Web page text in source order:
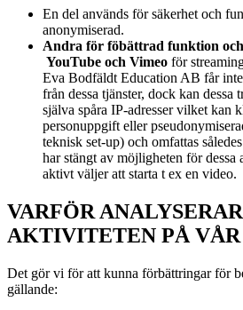
En del används för säkerhet och
anonymiserad.
Andra för föbättrad funktion och
YouTube och Vimeo för
Eva Bodfäldt Education AB får
från dessa tjänster, dock kan dessa
själva spåra IP-adresser vilket kan
personuppgift eller
teknisk set-up) och omfattas
har stängt av möjligheten för dessa
aktivt väljer att starta t ex en video.
VARFÖR
AKTIVITETEN PÅ VÅR
Det gör vi för att kunna förbättringar för
gällande: